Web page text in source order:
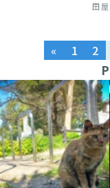
田屋
« 1 2
ローカルネタ